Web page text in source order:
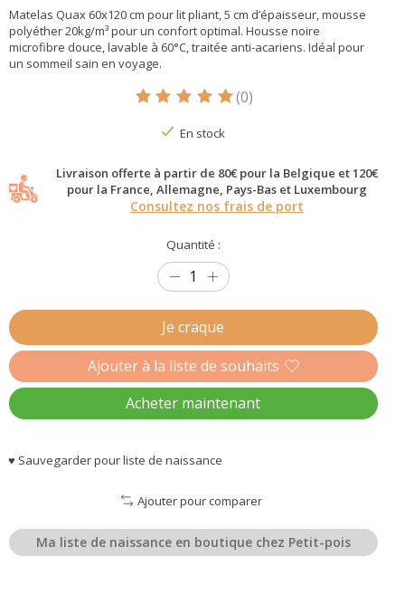
Matelas Quax 60x120 cm pour lit pliant, 5 cm d’épaisseur, mousse
polyéther 20kg/m³ pour un confort optimal. Housse noire
microfibre douce, lavable à 60°C, traitée anti-acariens. Idéal pour
un sommeil sain en voyage.
Ce produit est évalué à
(0)
En stock
Livraison offerte à partir de 80€ pour la Belgique et 120€
pour la France, Allemagne, Pays-Bas et Luxembourg
Consultez nos frais de port
Quantité :
Je craque
Ajouter à la liste de souhaits
Acheter maintenant
♥ Sauvegarder pour liste de naissance
Ajouter pour comparer
Ma liste de naissance en boutique chez Petit-pois